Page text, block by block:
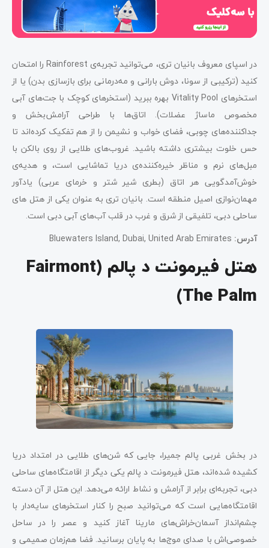
در اسپای معروف بانیان تری، می‌توانید تجربه‌ی Rainforest را امتحان
کنید (ترکیبی از سونا، دوش بارانی و مه‌درمانی برای بازسازی بدن) یا از
استخرهای Vitality Pool بهره ببرید (استخرهای کوچک با جت‌های آبی
مخصوص ماساژ عضلات). اتاق‌ها با طراحی آرامش‌بخش و
جداکننده‌های چوبی، فضای خواب و نشیمن را از هم تفکیک کرده‌اند تا
حس خلوت بیشتری داشته باشید. غروب‌های طلایی از روی بالکن با
مبل‌های نرم و مناظر خیره‌کننده‌ی دریا تماشایی است، و هدیه‌ی
خوش‌آمدگویی هر اتاق (بطری شیر شتر و خرمای عربی) یادآور
مهمان‌نوازی اصیل منطقه است. بانیان تری به عنوان یکی از هتل های
ساحلی دبی، تلفیقی از شرق و غرب در قلب آب‌های آبی دبی است.
آدرس:
هتل فیرمونت د پالم (Fairmont
The Palm)
در بخش غربی پالم جمیرا، جایی که شن‌های طلایی در امتداد دریا
کشیده شده‌اند، هتل فیرمونت د پالم یکی دیگر از اقامتگاه‌های ساحلی
دبی، تجربه‌ای برابر از آرامش و نشاط ارائه می‌دهد. این هتل از آن دسته
اقامتگاه‌هایی است که می‌توانید صبح را کنار استخرهای سایه‌دار با
چشم‌انداز آسمان‌خراش‌های مارینا آغاز کنید و عصر را در ساحل
خصوصی‌اش با صدای موج‌ها به پایان برسانید. فضا هم‌زمان صمیمی و